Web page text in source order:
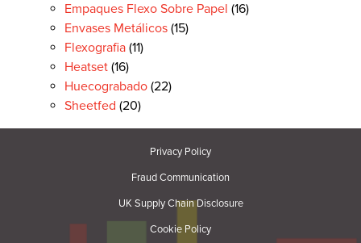
Empaques Flexo Sobre Papel (16)
Envases Metálicos (15)
Flexografia (11)
Heatset (16)
Huecograbado (22)
Sheetfed (20)
Privacy Policy
Fraud Communication
UK Supply Chain Disclosure
Cookie Policy